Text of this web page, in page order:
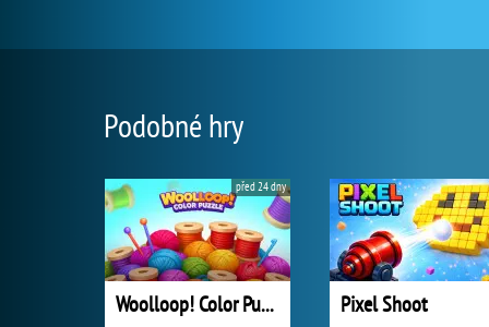
Podobné hry
Woolloop! Color Puzzle
před 24 dny
Pixel Shoot